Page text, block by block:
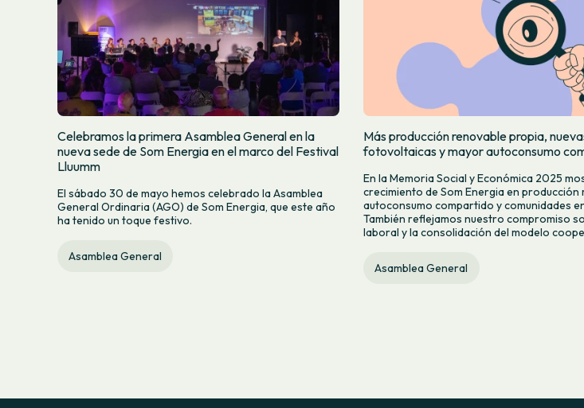
Celebramos la primera Asamblea General en la
nueva sede de Som Energia en el marco del Festival
Lluumm
El sábado 30 de mayo hemos celebrado la Asamblea
General Ordinaria (AGO) de Som Energia, que este año
ha tenido un toque festivo.
Asamblea General
Más producción renovable propia,
fotovoltaicas y mayor autoconsumo
En la Memoria Social y Económica 2025
crecimiento de Som Energia en producción
autoconsumo compartido y comunidades
También reflejamos nuestro compromiso
laboral y la consolidación del modelo
Asamblea General